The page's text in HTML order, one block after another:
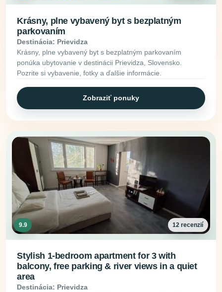
Krásny, plne vybavený byt s bezplatným
parkovaním
Destinácia: Prievidza
Krásny, plne vybavený byt s bezplatným parkovaním
ponúka ubytovanie v destinácii Prievidza, Slovensko.
Pozrite si vybavenie, fotky a ďalšie informácie.
Zobraziť ponuky
9.9 12 recenzií
Stylish 1-bedroom apartment for 3 with
balcony, free parking & river views in a quiet
area
Destinácia: Prievidza